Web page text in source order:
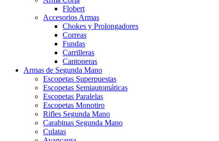
Flobert
Accesorios Armas
Chokes y Prolongadores
Correas
Fundas
Carrilleras
Cantoneras
Armas de Segunda Mano
Escopetas Superpuestas
Escopetas Semiautomáticas
Escopetas Paralelas
Escopetas Monotiro
Rifles Segunda Mano
Carabinas Segunda Mano
Culatas